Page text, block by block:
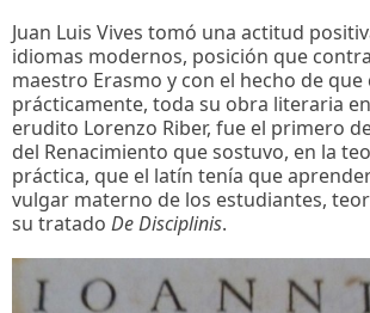
Juan Luis Vives tomó una actitud
idiomas modernos, posición que
maestro Erasmo y con el hecho de
prácticamente, toda su obra literaria
erudito Lorenzo Riber, fue el primero
del Renacimiento que sostuvo, en la
práctica, que el latín tenía que
vulgar materno de los estudiantes,
su tratado De Disciplinis.